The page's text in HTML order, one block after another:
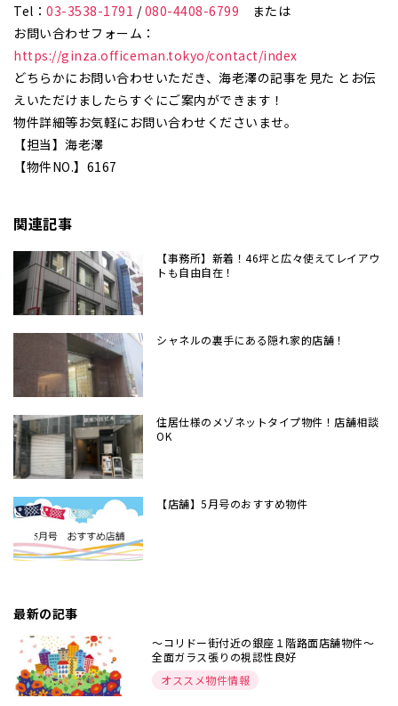
Tel： 03-3538-1791 /080-4408-6799 または
お問い合わせフォーム：
https://ginza.officeman.tokyo/contact/index
どちらかにお問い合わせいただき、海老澤の記事を見た とお伝
えいただけましたらすぐにご案内ができます！
物件詳細等お気軽にお問い合わせくださいませ。
【担当】海老澤
【物件NO.】6167
関連記事
【事務所】新着！46坪と広々使えてレイアウ
トも自由自在！
シャネルの裏手にある隠れ家的店舗！
住居仕様のメゾネットタイプ物件！店舗相談
OK
【店舗】5月号のおすすめ物件
最新の記事
～コリドー街付近の銀座１階路面店舗物件～
全面ガラス張りの視認性良好
オススメ物件情報